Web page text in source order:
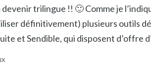
trilingue !! 🙂 Comme je
définitivement) plusieurs outils
et Sendible, qui disposent d’offre